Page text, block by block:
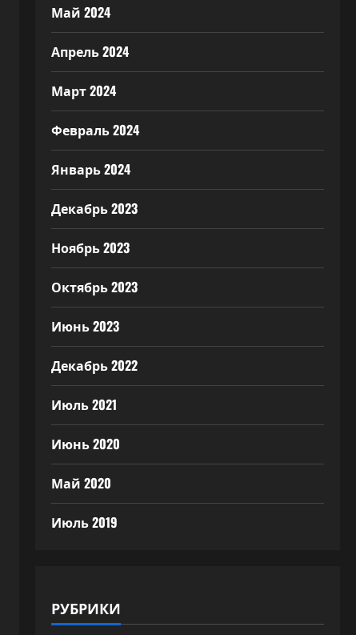
Май 2024
Апрель 2024
Март 2024
Февраль 2024
Январь 2024
Декабрь 2023
Ноябрь 2023
Октябрь 2023
Июнь 2023
Декабрь 2022
Июль 2021
Июнь 2020
Май 2020
Июль 2019
РУБРИКИ